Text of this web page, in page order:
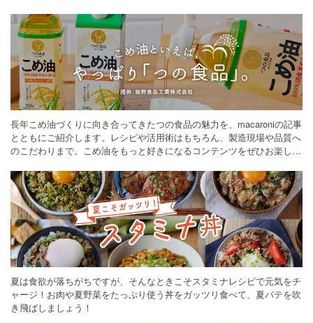
長年こめ油づくりに向き合ってきたつの食品の魅力を、macaroniの記事
とともにご紹介します。レシピや活用術はもちろん、製造現場や品質へ
のこだわりまで。こめ油をもっと好きになるコンテンツをぜひお楽しみ
夏は食欲が落ちがちですが、そんなときこそスタミナレシピで元気をチ
ャージ！お肉や夏野菜をたっぷり使う丼をガッツリ食べて、夏バテを吹
き飛ばしましょう！